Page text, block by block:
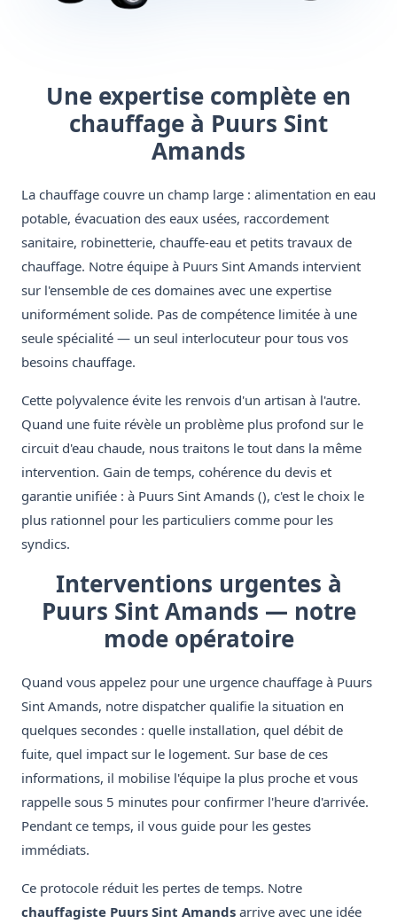
Une expertise complète en
chauffage à Puurs Sint
Amands
La chauffage couvre un champ large : alimentation en eau
potable, évacuation des eaux usées, raccordement
sanitaire, robinetterie, chauffe-eau et petits travaux de
chauffage. Notre équipe à Puurs Sint Amands intervient
sur l'ensemble de ces domaines avec une expertise
uniformément solide. Pas de compétence limitée à une
seule spécialité — un seul interlocuteur pour tous vos
besoins chauffage.
Cette polyvalence évite les renvois d'un artisan à l'autre.
Quand une fuite révèle un problème plus profond sur le
circuit d'eau chaude, nous traitons le tout dans la même
intervention. Gain de temps, cohérence du devis et
garantie unifiée : à Puurs Sint Amands (), c'est le choix le
plus rationnel pour les particuliers comme pour les
syndics.
Interventions urgentes à
Puurs Sint Amands — notre
mode opératoire
Quand vous appelez pour une urgence chauffage à Puurs
Sint Amands, notre dispatcher qualifie la situation en
quelques secondes : quelle installation, quel débit de
fuite, quel impact sur le logement. Sur base de ces
informations, il mobilise l'équipe la plus proche et vous
rappelle sous 5 minutes pour confirmer l'heure d'arrivée.
Pendant ce temps, il vous guide pour les gestes
immédiats.
Ce protocole réduit les pertes de temps. Notre
chauffagiste Puurs Sint Amands arrive avec une idée